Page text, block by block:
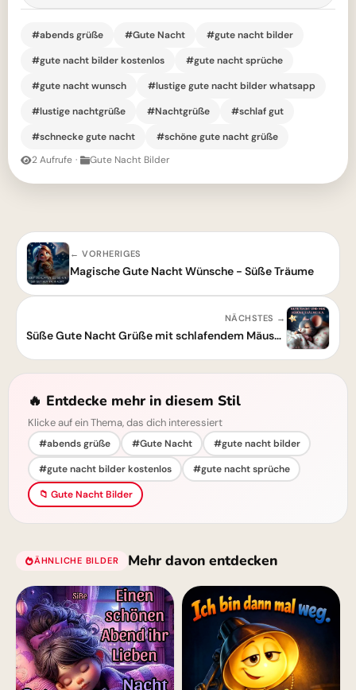
#abends grüße #Gute Nacht
#gute nacht bilder
#gute nacht bilder kostenlos
#gute nacht sprüche
#gute nacht wunsch
#lustige gute nacht bilder whatsapp
#lustige nachtgrüße
#Nachtgrüße
#schlaf gut
#schnecke gute nacht
#schöne gute nacht grüße
2 Aufrufe · Gute Nacht Bilder
← VORHERIGES
Magische Gute Nacht Wünsche - Süße Träume
NÄCHSTES →
Süße Gute Nacht Grüße mit schlafendem Mäuschen
🔥 Entdecke mehr in diesem Stil
Klicke auf ein Thema, das dich interessiert
#abends grüße #Gute Nacht
#gute nacht bilder
#gute nacht bilder kostenlos
#gute nacht sprüche
📁 Gute Nacht Bilder
ÄHNLICHE BILDER Mehr davon entdecken